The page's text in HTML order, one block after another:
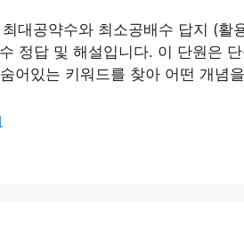
대공약수와 최소공배수 답지 (
정답 및 해설입니다. 이 단원은 단
숨어있는 키워드를 찾아 어떤 개